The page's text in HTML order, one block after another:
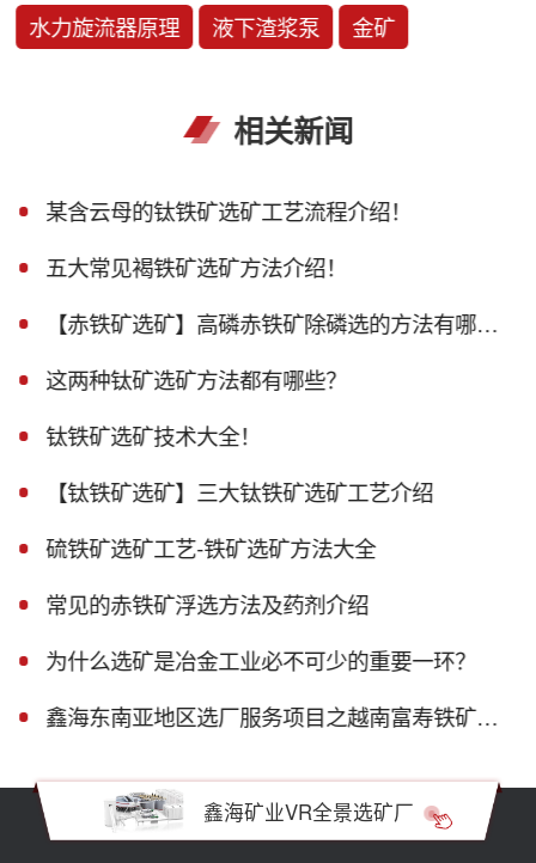
水力旋流器原理 液下渣浆泵 金矿
相关新闻
某含云母的钛铁矿选矿工艺流程介绍！
五大常见褐铁矿选矿方法介绍！
【赤铁矿选矿】高磷赤铁矿除磷选的方法有哪些？
这两种钛矿选矿方法都有哪些？
钛铁矿选矿技术大全！
【钛铁矿选矿】三大钛铁矿选矿工艺介绍
硫铁矿选矿工艺-铁矿选矿方法大全
常见的赤铁矿浮选方法及药剂介绍
为什么选矿是冶金工业必不可少的重要一环？
鑫海东南亚地区选厂服务项目之越南富寿铁矿磁选生产线
鑫海矿业VR全景选矿厂